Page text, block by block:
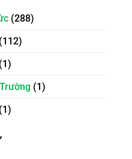
(288)
(112)
(1)
(1)
(1)